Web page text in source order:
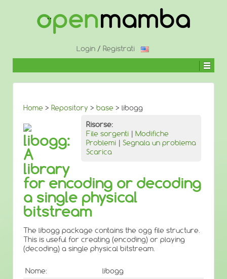
CONTENUTO
Login / Registrati
Home > Repository > base > libogg
Risorse:
File sorgenti | Modifiche
Problemi | Segnala un problema
Scarica
libogg:
A
library
for encoding or decoding
a single physical
bitstream
The libogg package contains the ogg file structure.
This is useful for creating (encoding) or playing
(decoding) a single physical bitstream.
Nome:
libogg